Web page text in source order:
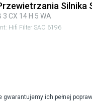
Silnika
3 CX 14 H 5 WA
Hifi Filter SAO 6196
ich pełnej